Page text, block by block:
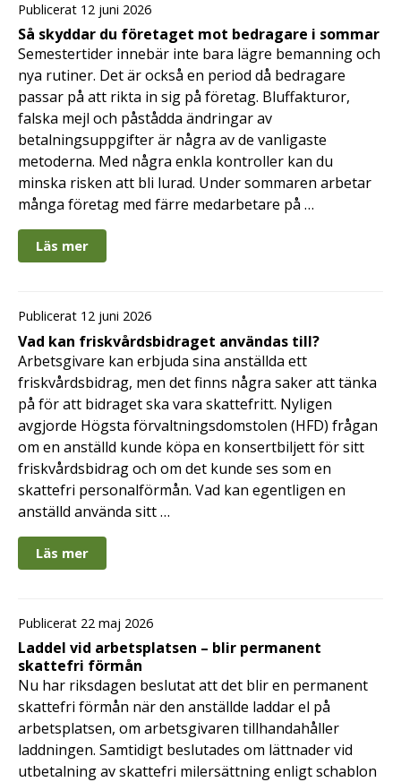
Publicerat 12 juni 2026
Så skyddar du företaget mot bedragare i sommar
Semestertider innebär inte bara lägre bemanning och
nya rutiner. Det är också en period då bedragare
passar på att rikta in sig på företag. Bluffakturor,
falska mejl och påstådda ändringar av
betalningsuppgifter är några av de vanligaste
metoderna. Med några enkla kontroller kan du
minska risken att bli lurad. Under sommaren arbetar
många företag med färre medarbetare på …
Läs mer
Publicerat 12 juni 2026
Vad kan friskvårdsbidraget användas till?
Arbetsgivare kan erbjuda sina anställda ett
friskvårdsbidrag, men det finns några saker att tänka
på för att bidraget ska vara skattefritt. Nyligen
avgjorde Högsta förvaltningsdomstolen (HFD) frågan
om en anställd kunde köpa en konsertbiljett för sitt
friskvårdsbidrag och om det kunde ses som en
skattefri personalförmån. Vad kan egentligen en
anställd använda sitt …
Läs mer
Publicerat 22 maj 2026
Laddel vid arbetsplatsen – blir permanent
skattefri förmån
Nu har riksdagen beslutat att det blir en permanent
skattefri förmån när den anställde laddar el på
arbetsplatsen, om arbetsgivaren tillhandahåller
laddningen. Samtidigt beslutades om lättnader vid
utbetalning av skattefri milersättning enligt schablon